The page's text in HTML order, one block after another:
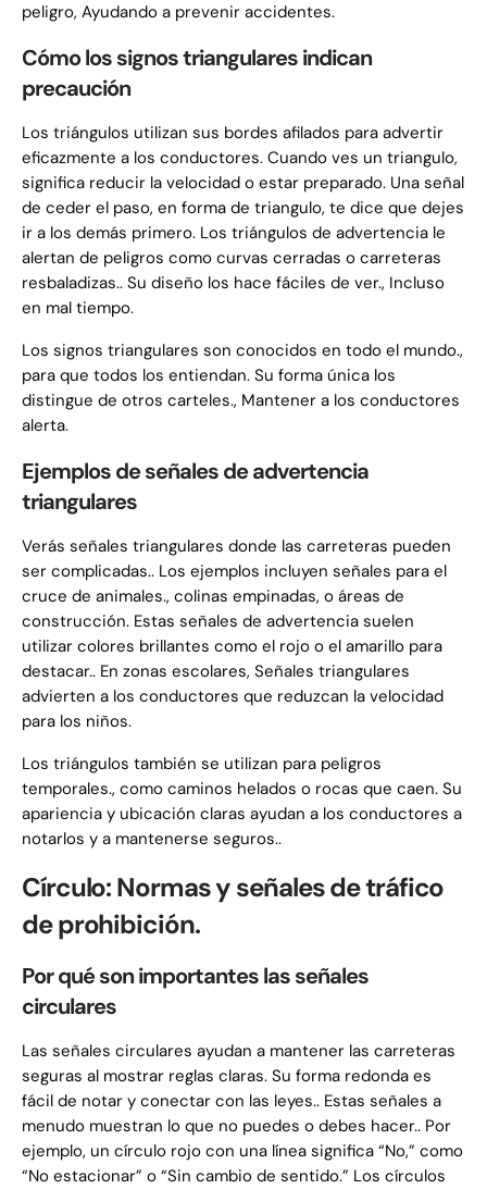
peligro, Ayudando a prevenir accidentes.
Cómo los signos triangulares indican
precaución
Los triángulos utilizan sus bordes afilados para advertir
eficazmente a los conductores. Cuando ves un triangulo,
significa reducir la velocidad o estar preparado. Una señal
de ceder el paso, en forma de triangulo, te dice que dejes
ir a los demás primero. Los triángulos de advertencia le
alertan de peligros como curvas cerradas o carreteras
resbaladizas.. Su diseño los hace fáciles de ver., Incluso
en mal tiempo.
Los signos triangulares son conocidos en todo el mundo.,
para que todos los entiendan. Su forma única los
distingue de otros carteles., Mantener a los conductores
alerta.
Ejemplos de señales de advertencia
triangulares
Verás señales triangulares donde las carreteras pueden
ser complicadas.. Los ejemplos incluyen señales para el
cruce de animales., colinas empinadas, o áreas de
construcción. Estas señales de advertencia suelen
utilizar colores brillantes como el rojo o el amarillo para
destacar.. En zonas escolares, Señales triangulares
advierten a los conductores que reduzcan la velocidad
para los niños.
Los triángulos también se utilizan para peligros
temporales., como caminos helados o rocas que caen. Su
apariencia y ubicación claras ayudan a los conductores a
notarlos y a mantenerse seguros..
Círculo: Normas y señales de tráfico
de prohibición.
Por qué son importantes las señales
circulares
Las señales circulares ayudan a mantener las carreteras
seguras al mostrar reglas claras. Su forma redonda es
fácil de notar y conectar con las leyes.. Estas señales a
menudo muestran lo que no puedes o debes hacer.. Por
ejemplo, un círculo rojo con una línea significa “No,” como
“No estacionar” o “Sin cambio de sentido.” Los círculos